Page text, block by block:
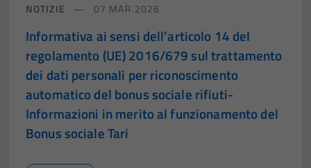
NOTIZIE 07 MAR 2026
Informativa ai sensi dell’articolo 14 del
regolamento (UE) 2016/679 sul trattamento
dei dati personali per riconoscimento
automatico del bonus sociale rifiuti-
Informazioni in merito al funzionamento del
Bonus sociale Tari